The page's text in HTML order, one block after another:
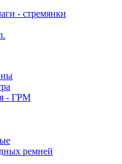
- стремянки
- ГРМ
ремней